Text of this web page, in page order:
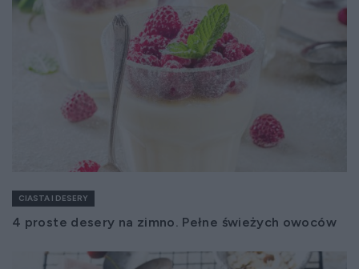
CIASTA I DESERY
4 proste desery na zimno. Pełne świeżych owoców